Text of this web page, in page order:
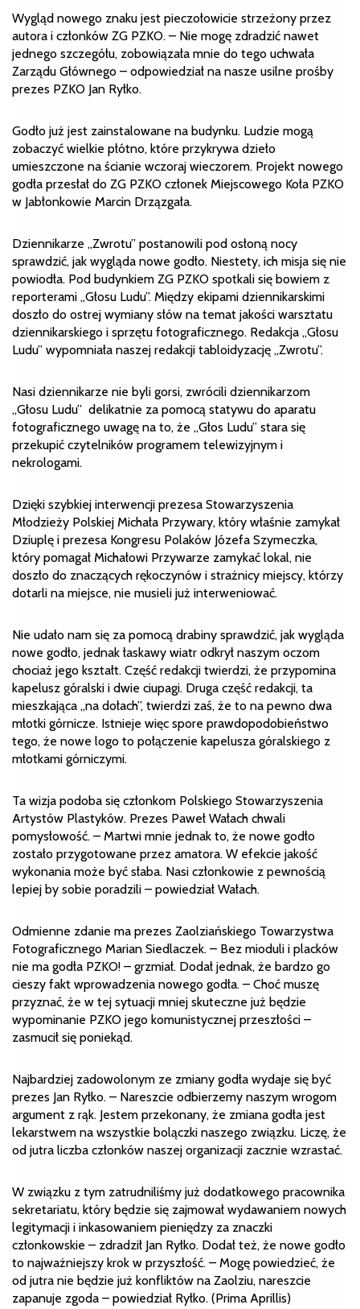
Wygląd nowego znaku jest pieczołowicie strzeżony przez
autora i członków ZG PZKO. – Nie mogę zdradzić nawet
jednego szczegółu, zobowiązała mnie do tego uchwała
Zarządu Głównego – odpowiedział na nasze usilne prośby
prezes PZKO Jan Ryłko.
Godło już jest zainstalowane na budynku. Ludzie mogą
zobaczyć wielkie płótno, które przykrywa dzieło
umieszczone na ścianie wczoraj wieczorem. Projekt nowego
godła przesłał do ZG PZKO członek Miejscowego Koła PZKO
w Jabłonkowie Marcin Drzązgała.
Dziennikarze „Zwrotu” postanowili pod osłoną nocy
sprawdzić, jak wygląda nowe godło. Niestety, ich misja się nie
powiodła. Pod budynkiem ZG PZKO spotkali się bowiem z
reporterami „Głosu Ludu”. Między ekipami dziennikarskimi
doszło do ostrej wymiany słów na temat jakości warsztatu
dziennikarskiego i sprzętu fotograficznego. Redakcja „Głosu
Ludu” wypomniała naszej redakcji tabloidyzację „Zwrotu”.
Nasi dziennikarze nie byli gorsi, zwrócili dziennikarzom
„Głosu Ludu” delikatnie za pomocą statywu do aparatu
fotograficznego uwagę na to, że „Głos Ludu” stara się
przekupić czytelników programem telewizyjnym i
nekrologami.
Dzięki szybkiej interwencji prezesa Stowarzyszenia
Młodzieży Polskiej Michała Przywary, który właśnie zamykał
Dziuplę i prezesa Kongresu Polaków Józefa Szymeczka,
który pomagał Michałowi Przywarze zamykać lokal, nie
doszło do znaczących rękoczynów i strażnicy miejscy, którzy
dotarli na miejsce, nie musieli już interweniować.
Nie udało nam się za pomocą drabiny sprawdzić, jak wygląda
nowe godło, jednak łaskawy wiatr odkrył naszym oczom
chociaż jego kształt. Część redakcji twierdzi, że przypomina
kapelusz góralski i dwie ciupagi. Druga część redakcji, ta
mieszkająca „na dołach”, twierdzi zaś, że to na pewno dwa
młotki górnicze. Istnieje więc spore prawdopodobieństwo
tego, że nowe logo to połączenie kapelusza góralskiego z
młotkami górniczymi.
Ta wizja podoba się członkom Polskiego Stowarzyszenia
Artystów Plastyków. Prezes Paweł Wałach chwali
pomysłowość. – Martwi mnie jednak to, że nowe godło
zostało przygotowane przez amatora. W efekcie jakość
wykonania może być słaba. Nasi członkowie z pewnością
lepiej by sobie poradzili – powiedział Wałach.
Odmienne zdanie ma prezes Zaolziańskiego Towarzystwa
Fotograficznego Marian Siedlaczek. – Bez mioduli i placków
nie ma godła PZKO! – grzmiał. Dodał jednak, że bardzo go
cieszy fakt wprowadzenia nowego godła. – Choć muszę
przyznać, że w tej sytuacji mniej skuteczne już będzie
wypominanie PZKO jego komunistycznej przeszłości –
zasmucił się poniekąd.
Najbardziej zadowolonym ze zmiany godła wydaje się być
prezes Jan Ryłko. – Nareszcie odbierzemy naszym wrogom
argument z rąk. Jestem przekonany, że zmiana godła jest
lekarstwem na wszystkie bolączki naszego związku. Liczę, że
od jutra liczba członków naszej organizacji zacznie wzrastać.
W związku z tym zatrudniliśmy już dodatkowego pracownika
sekretariatu, który będzie się zajmował wydawaniem nowych
legitymacji i inkasowaniem pieniędzy za znaczki
członkowskie – zdradził Jan Ryłko. Dodał też, że nowe godło
to najważniejszy krok w przyszłość. – Mogę powiedzieć, że
od jutra nie będzie już konfliktów na Zaolziu, nareszcie
zapanuje zgoda – powiedział Ryłko. (Prima Aprillis)